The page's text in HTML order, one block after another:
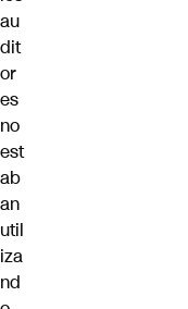
au
dit
or
es
no
est
ab
an
util
iza
nd